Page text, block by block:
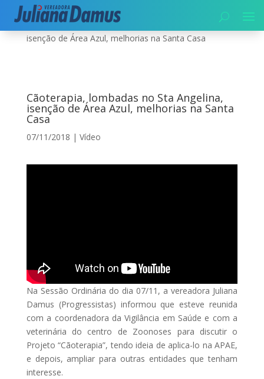
Início|Vídeo|Cãoterapia, lombadas no Sta Angelina,
isenção de Área Azul, melhorias na Santa Casa
Cãoterapia, lombadas no Sta Angelina,
isenção de Área Azul, melhorias na Santa
Casa
07/11/2018 | Vídeo
Na Sessão Ordinária do dia 07/11, a vereadora Juliana
Damus (Progressistas) informou que esteve reunida
com a coordenadora da Vigilância em Saúde e com a
veterinária do centro de Zoonoses para discutir o
Projeto “Cãoterapia”, tendo ideia de aplica-lo na APAE,
e depois, ampliar para outras entidades que tenham
interesse.